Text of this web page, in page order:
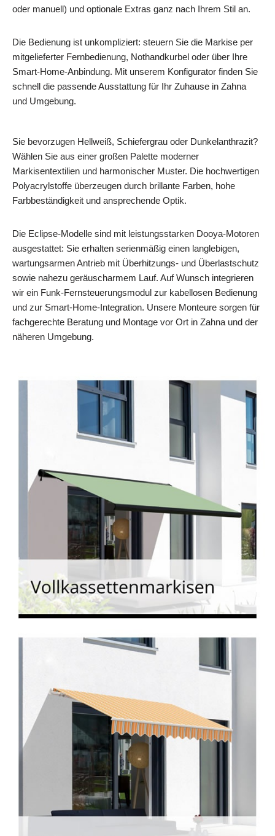
oder manuell) und optionale Extras ganz nach Ihrem Stil an.
Die Bedienung ist unkompliziert: steuern Sie die Markise per
mitgelieferter Fernbedienung, Nothandkurbel oder über Ihre
Smart‑Home‑Anbindung. Mit unserem Konfigurator finden Sie
schnell die passende Ausstattung für Ihr Zuhause in Zahna
und Umgebung.
Sie bevorzugen Hellweiß, Schiefergrau oder Dunkelanthrazit?
Wählen Sie aus einer großen Palette moderner
Markisentextilien und harmonischer Muster. Die hochwertigen
Polyacrylstoffe überzeugen durch brillante Farben, hohe
Farbbeständigkeit und ansprechende Optik.
Die Eclipse‑Modelle sind mit leistungsstarken Dooya‑Motoren
ausgestattet: Sie erhalten serienmäßig einen langlebigen,
wartungsarmen Antrieb mit Überhitzungs- und Überlastschutz
sowie nahezu geräuscharmem Lauf. Auf Wunsch integrieren
wir ein Funk‑Fernsteuerungsmodul zur kabellosen Bedienung
und zur Smart‑Home‑Integration. Unsere Monteure sorgen für
fachgerechte Beratung und Montage vor Ort in Zahna und der
näheren Umgebung.